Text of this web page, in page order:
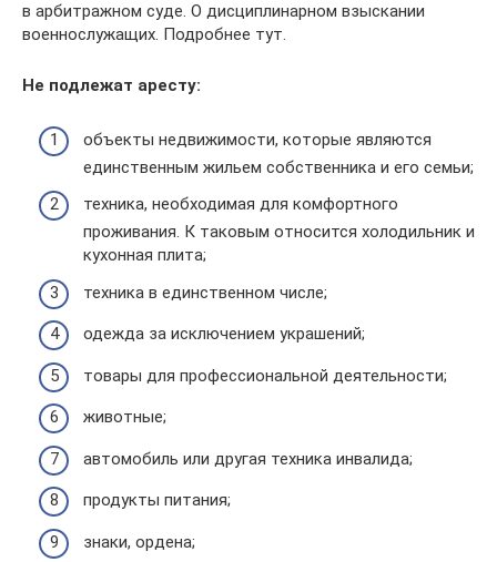
в арбитражном суде. О дисциплинарном взыскании
военнослужащих. Подробнее тут.
Не подлежат аресту:
объекты недвижимости, которые являются
единственным жильем собственника и его семьи;
техника, необходимая для комфортного
проживания. К таковым относится холодильник и
кухонная плита;
техника в единственном числе;
одежда за исключением украшений;
товары для профессиональной деятельности;
животные;
автомобиль или другая техника инвалида;
продукты питания;
знаки, ордена;